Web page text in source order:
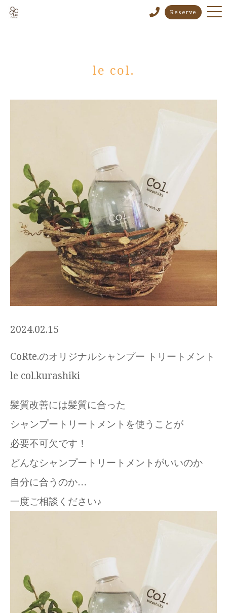
Reserve
le col.
2024.02.15
CoRte.のオリジナルシャンプー トリートメント
le col.kurashiki
髪質改善には髪質に合った
シャンプートリートメントを使うことが
必要不可欠です！
どんなシャンプートリートメントがいいのか
自分に合うのか…
一度ご相談ください♪